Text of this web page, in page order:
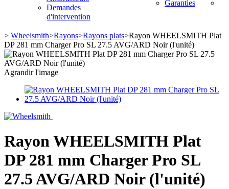
Demandes
d'intervention
Garanties
> Wheelsmith>Rayons>Rayons plats>Rayon WHEELSMITH Plat
DP 281 mm Charger Pro SL 27.5 AVG/ARD Noir (l'unité)
Agrandir l'image
Rayon WHEELSMITH Plat
DP 281 mm Charger Pro SL
27.5 AVG/ARD Noir (l'unité)